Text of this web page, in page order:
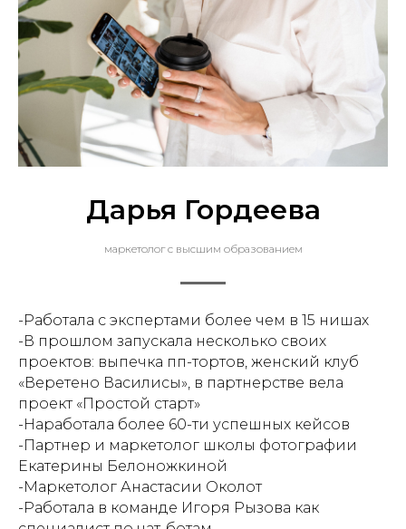
Дарья Гордеева
маркетолог с высшим образованием
-Работала с экспертами более чем в 15 нишах
-В прошлом запускала несколько своих
проектов: выпечка пп-тортов, женский клуб
«Веретено Василисы», в партнерстве вела
проект «Простой старт»
-Наработала более 60-ти успешных кейсов
-Партнер и маркетолог школы фотографии
Екатерины Белоножкиной
-Маркетолог Анастасии Околот
-Работала в команде Игоря Рызова как